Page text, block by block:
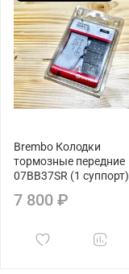
Brembo Колодки
тормозные передние
07BB37SR (1 суппорт)
7 800 ₽